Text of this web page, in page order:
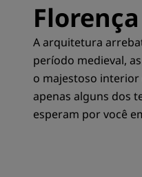
Florença
A arquitetura
período medieval,
o majestoso interior
apenas alguns dos
esperam por você